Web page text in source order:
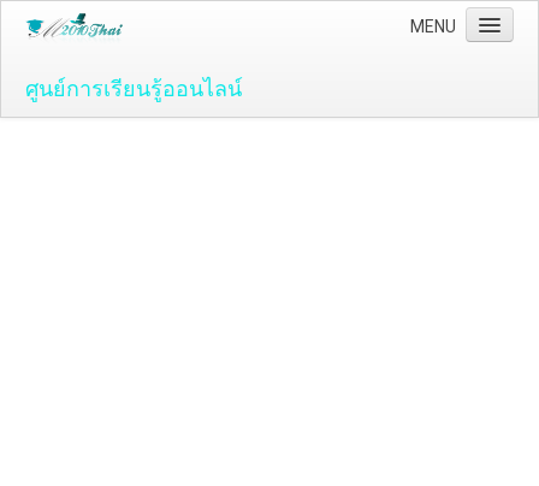
ศูนย์การเรียนรู้ออนไลน์
MENU